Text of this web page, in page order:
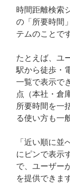
時間距離検索
の「所要時間
テムのことです
たとえば、ユ
駅から徒歩・
一覧で表示で
点（本社・倉
所要時間を一
る使い方も一
「近い順に
にピンで表示
で、ユーザー
を提供できます